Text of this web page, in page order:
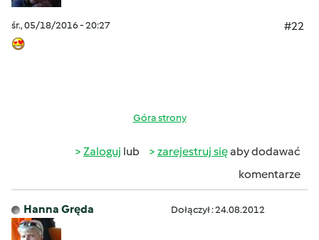
śr., 05/18/2016 - 20:27 #22
Góra strony
Zaloguj lub zarejestruj sięaby dodawać
komentarze
Hanna Gręda Dołączył : 24.08.2012